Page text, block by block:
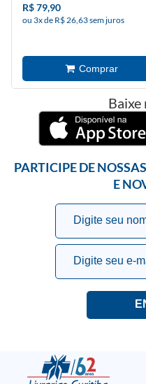
R$ 79,90
ou 3x de R$ 26,63 sem juros
Baixe
PARTICIPE DE
E